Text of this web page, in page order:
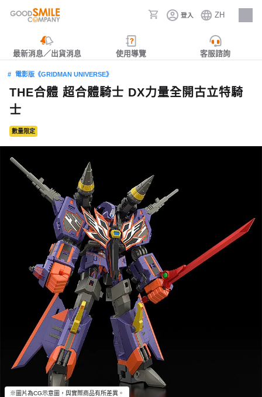
登入 ZH
人才招募
最新消息／出貨消息 使用導覽 客服諮詢
電影版《GRIDMAN UNIVERSE》
THE合體 超合體騎士 DX力量全開古立特騎
士
數量限定
※圖片為CG示意圖，與實際商品有所差異。